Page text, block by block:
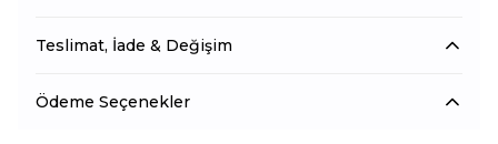
Teslimat, İade & Değişim
Ödeme Seçenekler